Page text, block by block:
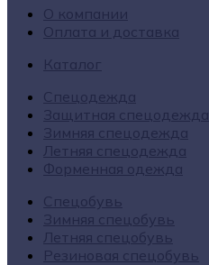
О компании
Оплата и доставка
Каталог
Спецодежда
Защитная спецодежда
Зимняя спецодежда
Летняя спецодежда
Форменная одежда
Спецобувь
Зимняя спецобувь
Летняя спецобувь
Резиновая спецобувь